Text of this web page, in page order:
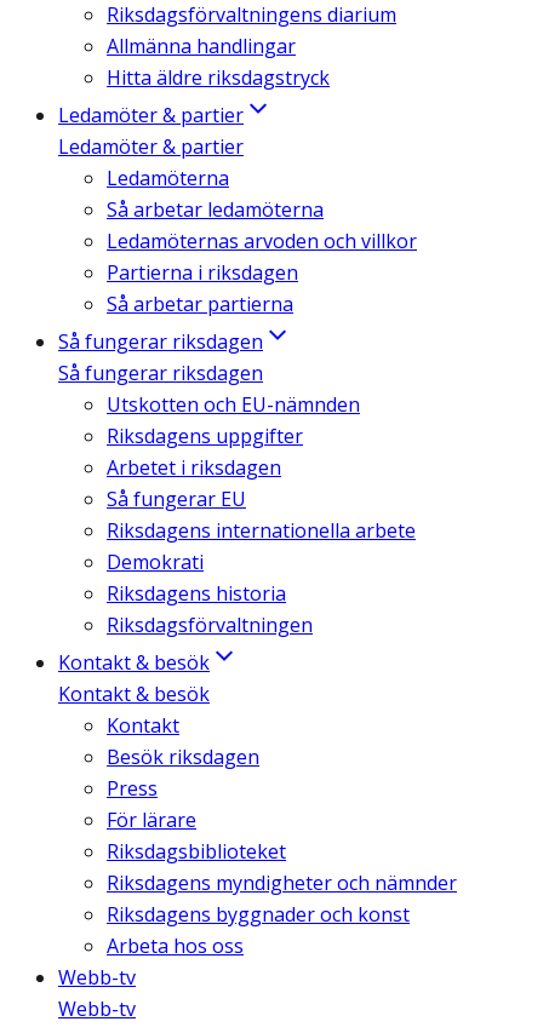
Riksdagsförvaltningens diarium
Allmänna handlingar
Hitta äldre riksdagstryck
Ledamöter & partier
Ledamöter & partier
Ledamöterna
Så arbetar ledamöterna
Ledamöternas arvoden och villkor
Partierna i riksdagen
Så arbetar partierna
Så fungerar riksdagen
Så fungerar riksdagen
Utskotten och EU-nämnden
Riksdagens uppgifter
Arbetet i riksdagen
Så fungerar EU
Riksdagens internationella arbete
Demokrati
Riksdagens historia
Riksdagsförvaltningen
Kontakt & besök
Kontakt & besök
Kontakt
Besök riksdagen
Press
För lärare
Riksdagsbiblioteket
Riksdagens myndigheter och nämnder
Riksdagens byggnader och konst
Arbeta hos oss
Webb-tv
Webb-tv